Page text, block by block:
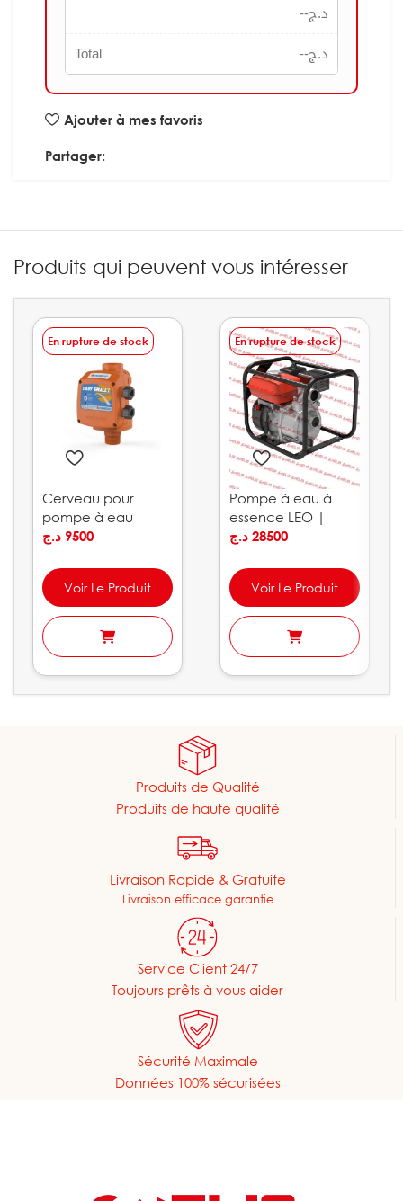
--د.ج
Total
--د.ج
Ajouter à mes favoris
Partager:
Produits qui peuvent vous intéresser
En rupture de stock
Cerveau pour
pompe à eau
10bar PEDROLLO
9500 د.ج
Voir Le Produit
En rupture de stock
Pompe à eau à
essence LEO |
LGP1028500 د.ج
Voir Le Produit
Produits de Qualité
Produits de haute qualité
Livraison Rapide & Gratuite
Livraison efficace garantie
Service Client 24/7
Toujours prêts à vous aider
Sécurité Maximale
Données 100% sécurisées